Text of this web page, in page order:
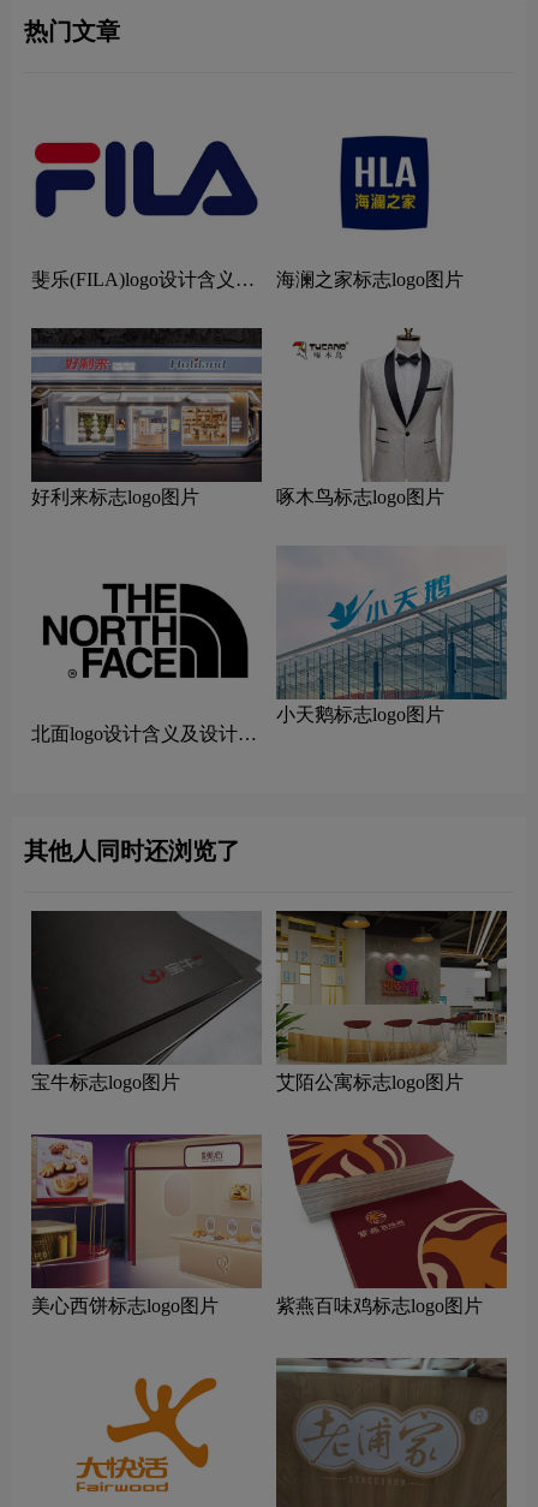
热门文章
斐乐(FILA)logo设计含义及
海澜之家标志logo图片
好利来标志logo图片 啄木鸟标志logo图片
北面logo设计含义及设计理
小天鹅标志logo图片
其他人同时还浏览了
宝牛标志logo图片 艾陌公寓标志logo图片
美心西饼标志logo图片 紫燕百味鸡标志logo图片